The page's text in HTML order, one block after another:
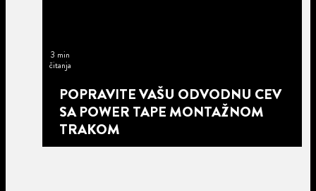
3 min
čitanja
POPRAVITE VAŠU ODVODNU CEV
SA POWER TAPE MONTAŽNOM
TRAKOM